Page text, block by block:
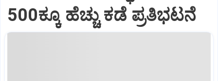
‌500ಕ್ಕೂ ಹೆಚ್ಚು ಕಡೆ ಪ್ರತಿಭಟನೆ